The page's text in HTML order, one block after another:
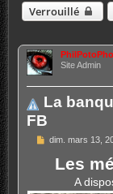
Verrouillé
Site Admin
La
FB
M
g
dim. mars 13,
Les
A